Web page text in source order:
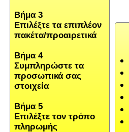
Βήμα 3
Επιλέξτε τα επιπλέον
πακέτα/προαιρετικά
Βήμα 4
Συμπληρώστε τα
προσωπικά σας
στοιχεία
Βήμα 5
Επιλέξτε τον τρόπο
πληρωμής